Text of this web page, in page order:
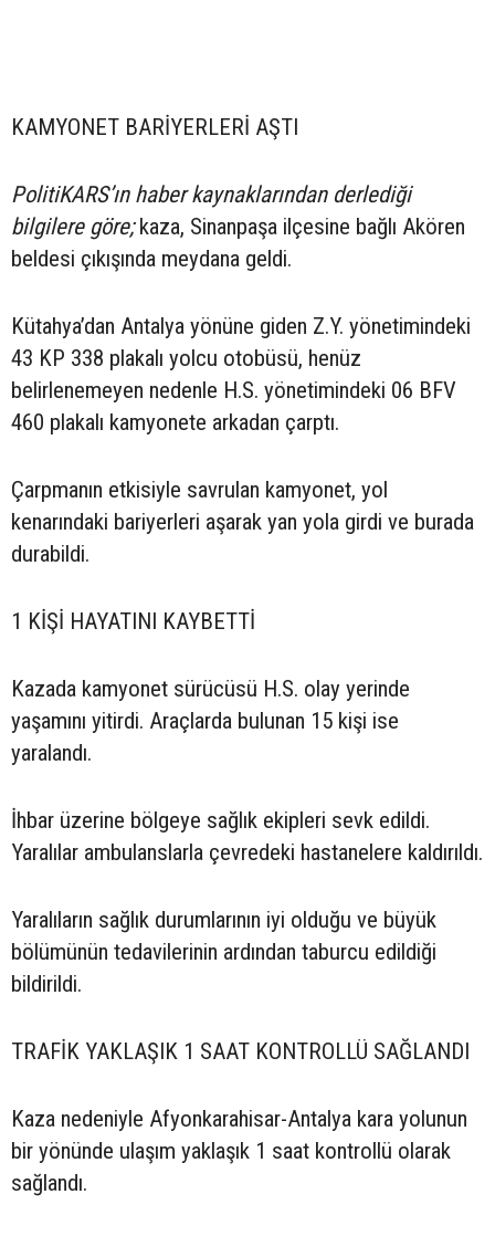
KAMYONET BARİYERLERİ AŞTI
PolitiKARS’ın haber kaynaklarından derlediği
bilgilere göre;kaza, Sinanpaşa ilçesine bağlı Akören
beldesi çıkışında meydana geldi.
Kütahya’dan Antalya yönüne giden Z.Y. yönetimindeki
43 KP 338 plakalı yolcu otobüsü, henüz
belirlenemeyen nedenle H.S. yönetimindeki 06 BFV
460 plakalı kamyonete arkadan çarptı.
Çarpmanın etkisiyle savrulan kamyonet, yol
kenarındaki bariyerleri aşarak yan yola girdi ve burada
durabildi.
1 KİŞİ HAYATINI KAYBETTİ
Kazada kamyonet sürücüsü H.S. olay yerinde
yaşamını yitirdi. Araçlarda bulunan 15 kişi ise
yaralandı.
İhbar üzerine bölgeye sağlık ekipleri sevk edildi.
Yaralılar ambulanslarla çevredeki hastanelere kaldırıldı.
Yaralıların sağlık durumlarının iyi olduğu ve büyük
bölümünün tedavilerinin ardından taburcu edildiği
bildirildi.
TRAFİK YAKLAŞIK 1 SAAT KONTROLLÜ SAĞLANDI
Kaza nedeniyle Afyonkarahisar-Antalya kara yolunun
bir yönünde ulaşım yaklaşık 1 saat kontrollü olarak
sağlandı.